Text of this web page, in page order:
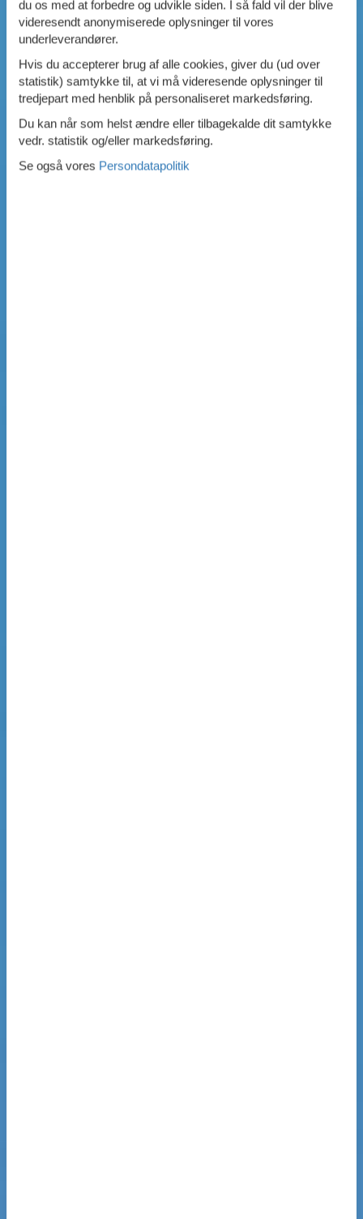
du os med at forbedre og udvikle siden. I så fald vil der blive
videresendt anonymiserede oplysninger til vores
underleverandører.
Hvis du accepterer brug af alle cookies, giver du (ud over
statistik) samtykke til, at vi må videresende oplysninger til
tredjepart med henblik på personaliseret markedsføring.
Du kan når som helst ændre eller tilbagekalde dit samtykke
vedr. statistik og/eller markedsføring.
Se også vores Persondatapolitik